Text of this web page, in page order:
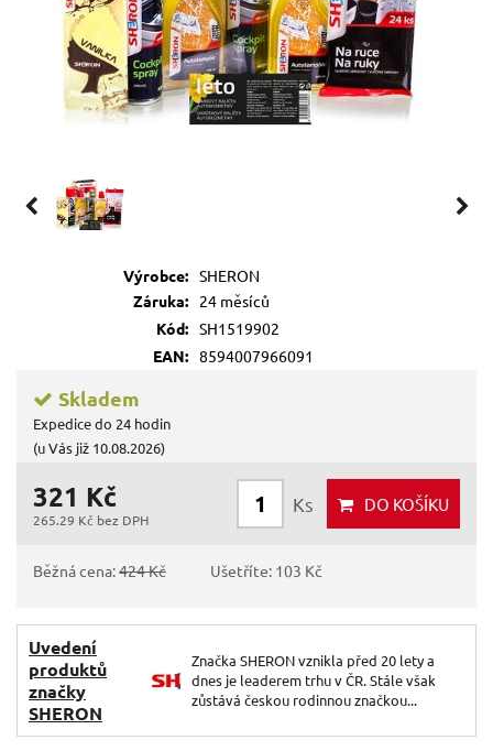
Výrobce: SHERON
Záruka:
24 měsíců
Kód: SH1519902
EAN: 8594007966091
Skladem
Expedice do 24 hodin
(u Vás již 10.08.2026)
321 Kč
265.29 Kč bez DPH
Ks DO KOŠÍKU
Běžná cena:424 Kč Ušetříte: 103 Kč
Uvedení
produktů
značky
SHERON
Značka SHERON vznikla před 20 lety a
dnes je leaderem trhu v ČR. Stále však
zůstává českou rodinnou značkou...